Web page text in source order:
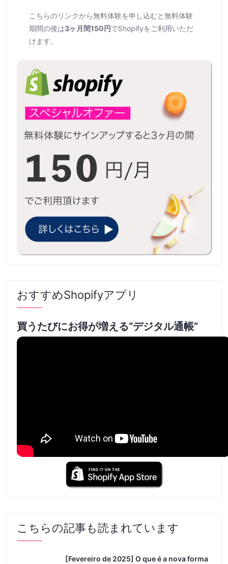
こちらのリンクから無料体験を申し込むと無料体験
期間の後は3ヶ月間150円でShopifyをご利用いただ
けます。
おすすめShopifyアプリ
買うたびにお得が増える“デジタル通帳”
こちらの記事も読まれています
[Fevereiro de 2025] O que é a nova forma